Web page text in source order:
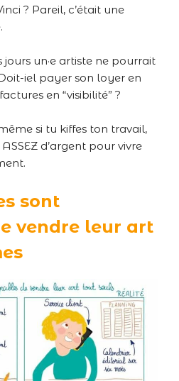
? Pareil, c’était une
un·e artiste ne pourrait
iel payer son loyer en
en “visibilité” ?
si tu kiffes ton travail,
d’argent pour vivre
sont
vendre leur art